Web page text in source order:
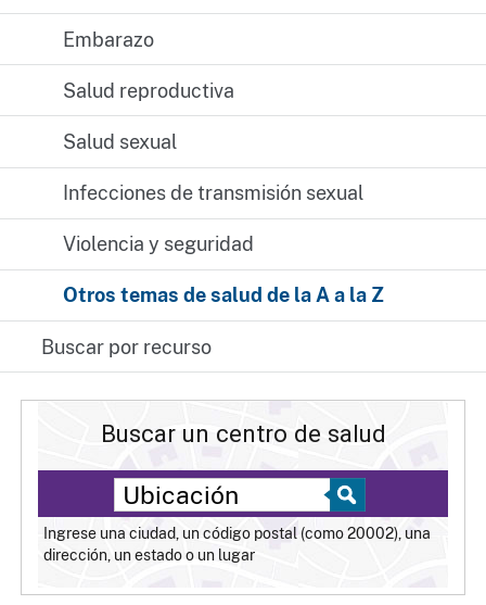
Embarazo
Salud reproductiva
Salud sexual
Infecciones de transmisión sexual
Violencia y seguridad
Otros temas de salud de la A a la Z
Buscar por recurso
Buscar un centro de salud
Ingrese una ciudad, un código postal (como 20002), una
dirección, un estado o un lugar